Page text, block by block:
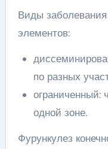
Виды заболевания
элементов:
по разных
ограниченный:
одной зоне.
Фурункулез